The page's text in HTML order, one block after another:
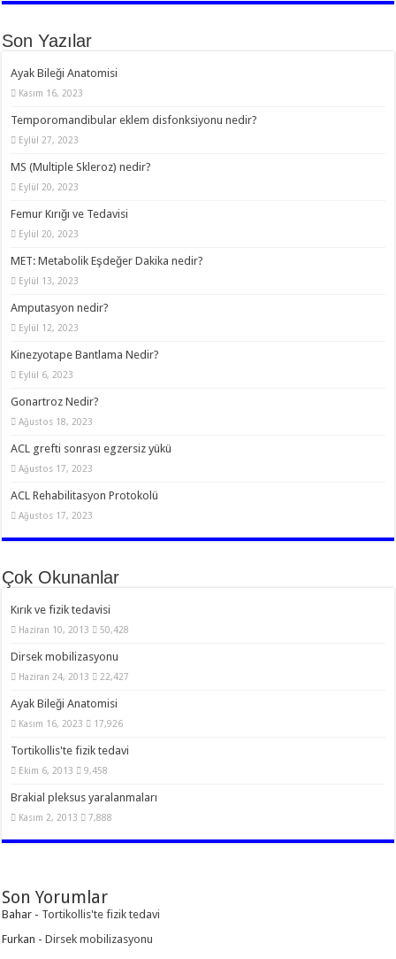
Son Yazılar
Ayak Bileği Anatomisi
Kasım 16, 2023
Temporomandibular eklem disfonksiyonu nedir?
Eylül 27, 2023
MS (Multiple Skleroz) nedir?
Eylül 20, 2023
Femur Kırığı ve Tedavisi
Eylül 20, 2023
MET: Metabolik Eşdeğer Dakika nedir?
Eylül 13, 2023
Amputasyon nedir?
Eylül 12, 2023
Kinezyotape Bantlama Nedir?
Eylül 6, 2023
Gonartroz Nedir?
Ağustos 18, 2023
ACL grefti sonrası egzersiz yükü
Ağustos 17, 2023
ACL Rehabilitasyon Protokolü
Ağustos 17, 2023
Çok Okunanlar
Kırık ve fizik tedavisi
Haziran 10, 2013 50,428
Dirsek mobilizasyonu
Haziran 24, 2013 22,427
Ayak Bileği Anatomisi
Kasım 16, 2023 17,926
Tortikollis'te fizik tedavi
Ekim 6, 2013 9,458
Brakial pleksus yaralanmaları
Kasım 2, 2013 7,888
Son Yorumlar
Bahar - Tortikollis'te fizik tedavi
Furkan -Dirsek mobilizasyonu